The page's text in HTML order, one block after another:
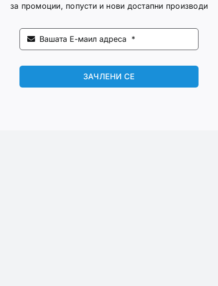
за промоции, попусти и нови достапни производи
ЗАЧЛЕНИ СЕ